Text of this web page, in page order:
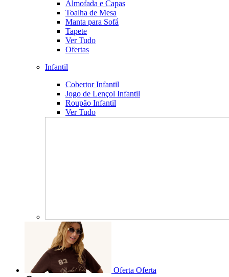
Almofada e Capas
Toalha de Mesa
Manta para Sofá
Tapete
Ver Tudo
Ofertas
Infantil
Cobertor Infantil
Jogo de Lençol Infantil
Roupão Infantil
Ver Tudo
Oferta Oferta